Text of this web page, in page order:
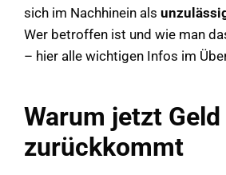
sich im Nachhinein als
Wer betroffen ist und wie man
– hier alle wichtigen Infos im
Warum jetzt Geld
zurückkommt